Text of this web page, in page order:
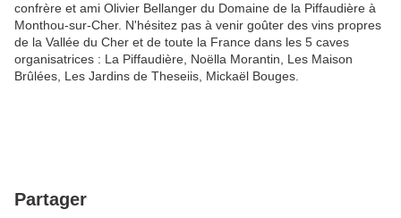
confrère et ami Olivier Bellanger du Domaine de la Piffaudière à
Monthou-sur-Cher. N'hésitez pas à venir goûter des vins propres
de la Vallée du Cher et de toute la France dans les 5 caves
organisatrices : La Piffaudière, Noëlla Morantin, Les Maison
Brûlées, Les Jardins de Theseiis, Mickaël Bouges.
Partager